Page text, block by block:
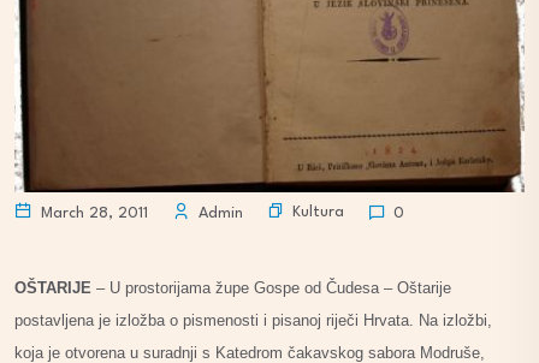
March 28, 2011 Admin Kultura 0
OŠTARIJE – U prostorijama župe Gospe od Čudesa – Oštarije
postavljena je izložba o pismenosti i pisanoj riječi Hrvata. Na izložbi,
koja je otvorena u suradnji s Katedrom čakavskog sabora Modruše,